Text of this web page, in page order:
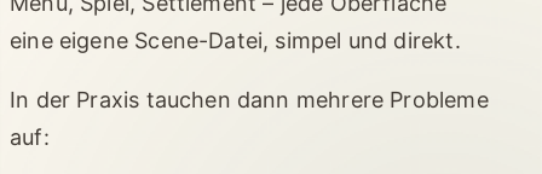
eine eigene Scene-Datei, simpel und direkt.
In der Praxis tauchen dann mehrere Probleme
auf: